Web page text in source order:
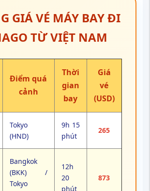
GIÁ VÉ MÁY BAY ĐI
TỪ VIỆT NAM
Điểm quá
cảnh
Thời
gian
bay
Giá
vé
(USD)
Tokyo
(HND)
9h 15
phút
265
Bangkok
(BKK) /
Tokyo
12h
20
phút
873